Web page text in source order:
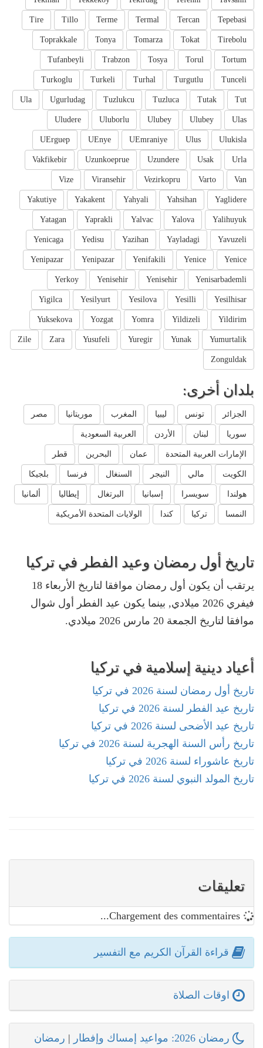
Tepebasi
Tercan
Termal
Terme
Tillo
Tire
Tirebolu
Tokat
Tomarza
Tonya
Toprakkale
Tortum
Torul
Tosya
Trabzon
Tufanbeyli
Tunceli
Turgutlu
Turhal
Turkeli
Turkoglu
Tut
Tutak
Tuzluca
Tuzlukcu
Ugurludag
Ula
Ulas
Ulubey
Ulubey
Uluborlu
Uludere
Ulukisla
Ulus
UEmraniye
UEnye
UErguep
Urla
Usak
Uzundere
Uzunkoeprue
Vakfikebir
Van
Varto
Vezirkopru
Viransehir
Vize
Yaglidere
Yahsihan
Yahyali
Yakakent
Yakutiye
Yalihuyuk
Yalova
Yalvac
Yaprakli
Yatagan
Yavuzeli
Yayladagi
Yazihan
Yedisu
Yenicaga
Yenice
Yenice
Yenifakili
Yenipazar
Yenipazar
Yenisarbademli
Yenisehir
Yenisehir
Yerkoy
Yesilhisar
Yesilli
Yesilova
Yesilyurt
Yigilca
Yildirim
Yildizeli
Yomra
Yozgat
Yuksekova
Yumurtalik
Yunak
Yuregir
Yusufeli
Zara
Zile
Zonguldak
بلدان أخرى:
الجزائر تونس ليبيا المغرب موريتانيا مصر
سوريا لبنان الأردن العربية السعودية
الإمارات العربية المتحدة عمان البحرين قطر
الكويت مالي النيجر السنغال فرنسا بلجيكا
هولندا سويسرا إسبانيا البرتغال إيطاليا ألمانيا
النمسا تركيا كندا الولايات المتحدة الأمريكية
تاريخ أول رمضان وعيد الفطر في تركيا
يرتقب أن يكون أول رمضان موافقا لتاريخ الأربعاء 18
فيفري 2026 ميلادي, بينما يكون عيد الفطر أول شوال
موافقا لتاريخ الجمعة 20 مارس 2026 ميلادي.
أعياد دينية إسلامية في تركيا
تاريخ أول رمضان لسنة 2026 في تركيا
تاريخ عيد الفطر لسنة 2026 في تركيا
تاريخ عيد الأضحى لسنة 2026 في تركيا
تاريخ رأس السنة الهجرية لسنة 2026 في تركيا
تاريخ عاشوراء لسنة 2026 في تركيا
تاريخ المولد النبوي لسنة 2026 في تركيا
تعليقات
قراءة القرآن الكريم مع التفسير
اوقات الصلاة
رمضان 2026: مواعيد إمساك وإفطار | رمضان